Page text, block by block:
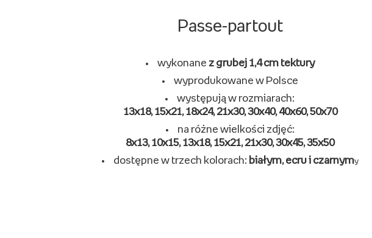
Passe-partout
wykonane z grubej 1,4 cm tektury
wyprodukowane w Polsce
występują w rozmiarach:
13x18, 15x21, 18x24, 21x30, 30x40, 40x60, 50x70
na różne wielkości zdjęć:
8x13, 10x15, 13x18, 15x21, 21x30, 30x45, 35x50
dostępne w trzech kolorach: białym, ecru i czarnymy